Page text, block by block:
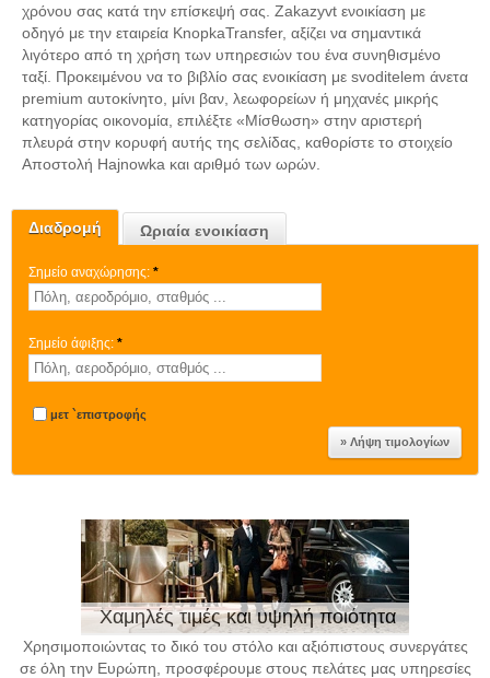
Διαδρομή Ωριαία ενοικίαση
Σημείο αναχώρησης: *
Σημείο άφιξης: *
μετ `επιστροφής
Χαμηλές τιμές και υψηλή ποιότητα
Χρησιμοποιώντας το δικό του στόλο και αξιόπιστους συνεργάτες
σε όλη την Ευρώπη, προσφέρουμε στους πελάτες μας υπηρεσίες
χρόνου σας κατά την επίσκεψή σας. Zakazyvt ενοικίαση με
οδηγό με την εταιρεία KnopkaTransfer, αξίζει να σημαντικά
λιγότερο από τη χρήση των υπηρεσιών του ένα συνηθισμένο
ταξί. Προκειμένου να το βιβλίο σας ενοικίαση με svoditelem άνετα
premium αυτοκίνητο, μίνι βαν, λεωφορείων ή μηχανές μικρής
κατηγορίας οικονομία, επιλέξτε «Μίσθωση» στην αριστερή
πλευρά στην κορυφή αυτής της σελίδας, καθορίστε το στοιχείο
Αποστολή Hajnowka και αριθμό των ωρών.